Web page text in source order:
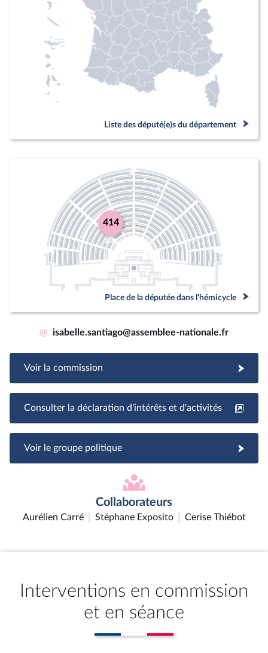
Liste des député(e)s du département
414
Place de la députée dans l'hémicycle
@ isabelle.santiago@assemblee-nationale.fr
Voir la commission
Consulter la déclaration d'intérêts et d'activités
Voir le groupe politique
Collaborateurs
Aurélien Carré Stéphane Exposito Cerise Thiébot
Interventions en commission
et en séance